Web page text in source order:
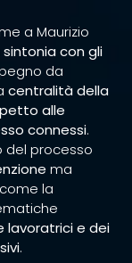
a Maurizio
con gli
da
centralità della
alle
connessi.
del processo
ma
la
lavoratrici e dei
.